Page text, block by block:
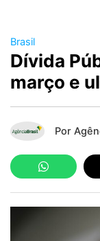
Brasil
Dívida
março e
Por